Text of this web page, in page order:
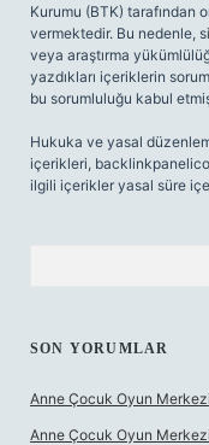
Kurumu (BTK) tarafından
vermektedir. Bu nedenle,
veya araştırma
yazdıkları içeriklerin
bu sorumluluğu kabul
Hukuka ve yasal
içerikleri,
ilgili içerikler yasal süre
SON YORUMLAR
Anne Çocuk Oyun
Anne Çocuk Oyun